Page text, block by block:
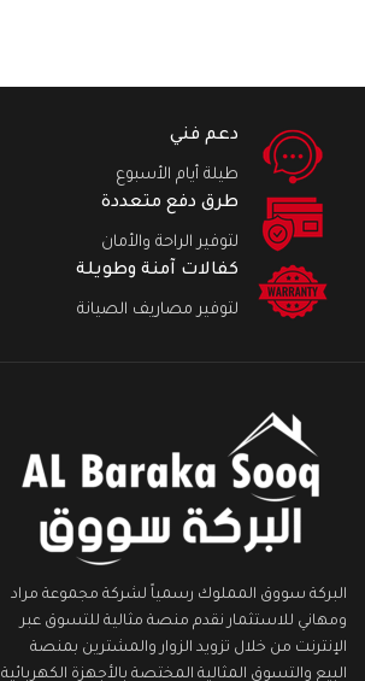
دعم فني
طيلة أيام الأسبوع
طرق دفع متعددة
لتوفير الراحة والأمان
كفالات آمنة وطويلة
لتوفير مصاريف الصيانة
البركة سووق المملوك رسمياً لشركة مجموعة مراد
ومهاني للاستثمار نقدم منصة مثالية للتسوق عبر
الإنترنت من خلال تزويد الزوار والمشترين بمنصة
البيع والتسوق المثالية المختصة بالأجهزة الكهربائية